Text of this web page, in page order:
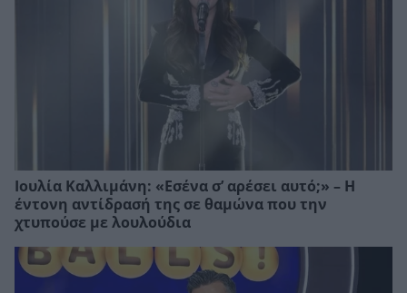
Ιουλία Καλλιμάνη: «Εσένα σ’ αρέσει αυτό;» – Η
έντονη αντίδρασή της σε θαμώνα που την
χτυπούσε με λουλούδια